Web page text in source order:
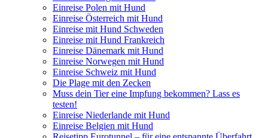
Einreise Polen mit Hund
Einreise Österreich mit Hund
Einreise mit Hund Schweden
Einreise mit Hund Frankreich
Einreise Dänemark mit Hund
Einreise Norwegen mit Hund
Einreise Schweiz mit Hund
Die Plage mit den Zecken
Muss dein Tier eine Impfung bekommen? Lass es
testen!
Einreise Niederlande mit Hund
Einreise Belgien mit Hund